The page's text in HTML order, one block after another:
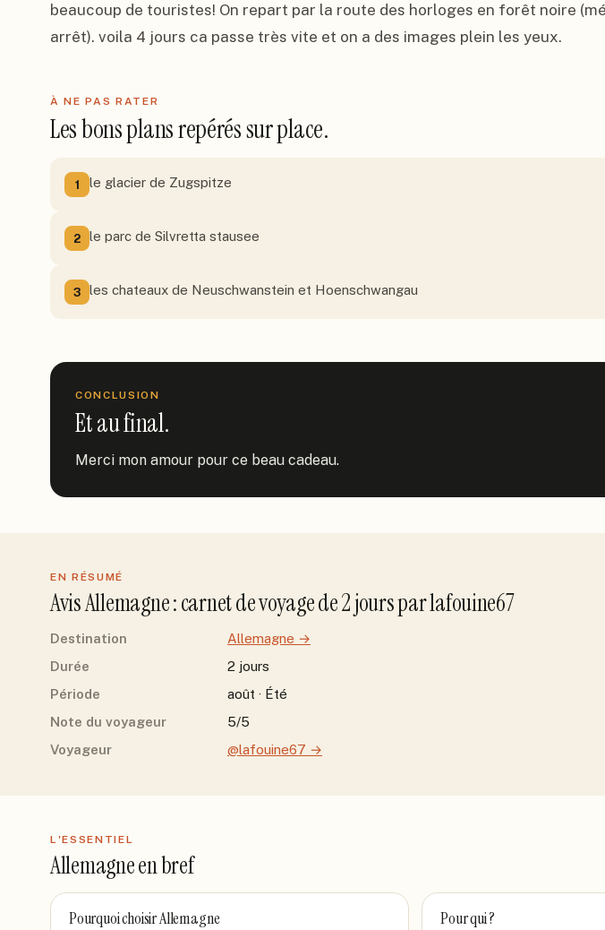
beaucoup de touristes! On repart par la route des horloges en forêt noire
arrêt). voila 4 jours ca passe très vite et on a des images plein les yeux.
À NE PAS RATER
Les bons plans repérés sur place.
1 le glacier de Zugspitze
2 le parc de Silvretta stausee
3 les chateaux de Neuschwanstein et Hoenschwangau
CONCLUSION
Et au final.
Merci mon amour pour ce beau cadeau.
EN RÉSUMÉ
AvisAllemagne: carnet de voyage de2joursparlafouine67
Destination Allemagne →
Durée
2 jours
Période
août · Été
Note du voyageur
5/5
Voyageur
@lafouine67 →
L'ESSENTIEL
Allemagneen bref
Pourquoi choisirAllemagne Pour qui ?